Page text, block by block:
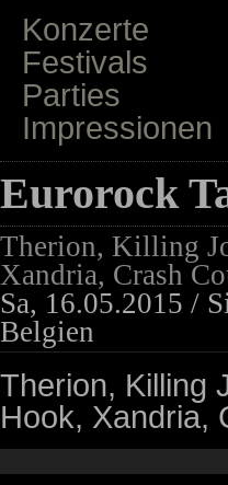
Konzerte
Festivals
Parties
Impressionen
Eurorock
Therion, Killing
Xandria, Crash
Sa, 16.05.2015 /
Belgien
Therion, Killing
Hook, Xandria,